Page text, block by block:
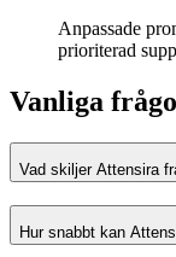
Anpassade
prioriterad
Vanliga
Vad skiljer Attensira
Hur snabbt kan